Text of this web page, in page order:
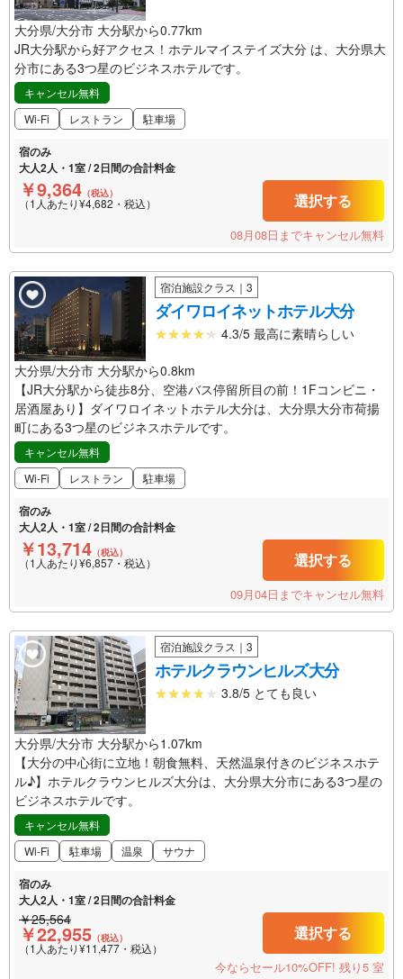
大分県/大分市 大分駅から0.77km
JR大分駅から好アクセス！ホテルマイステイズ大分 は、大分県大
分市にある3つ星のビジネスホテルです。
キャンセル無料
Wi-Fi
レストラン 駐車場
宿のみ
大人2人・1室 / 2日間の合計料金
￥9,364 （税込）
（1人あたり¥4,682・税込） 選択する
08月08日までキャンセル無料
宿泊施設クラス｜3
ダイワロイネットホテル大分
4.3/5 最高に素晴らしい
大分県/大分市 大分駅から0.8km
【JR大分駅から徒歩8分、空港バス停留所目の前！1Fコンビニ・
居酒屋あり】ダイワロイネットホテル大分は、大分県大分市荷揚
町にある3つ星のビジネスホテルです。
キャンセル無料
Wi-Fi
レストラン 駐車場
宿のみ
大人2人・1室 / 2日間の合計料金
￥13,714 （税込）
（1人あたり¥6,857・税込） 選択する
09月04日までキャンセル無料
宿泊施設クラス｜3
ホテルクラウンヒルズ大分
3.8/5 とても良い
大分県/大分市 大分駅から1.07km
【大分の中心街に立地！朝食無料、天然温泉付きのビジネスホテ
ル♪】ホテルクラウンヒルズ大分は、大分県大分市にある3つ星の
ビジネスホテルです。
キャンセル無料
Wi-Fi
駐車場 温泉 サウナ
宿のみ
大人2人・1室 / 2日間の合計料金
￥25,564
￥22,955 （税込）
（1人あたり¥11,477・税込）
選択する
今ならセール10%OFF! 残り5 室